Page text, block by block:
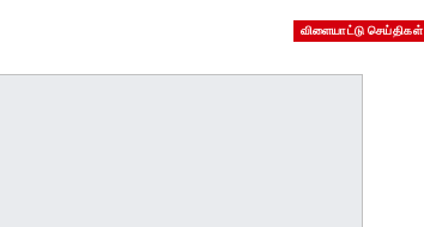
விளையாட்டு செய்திகள்